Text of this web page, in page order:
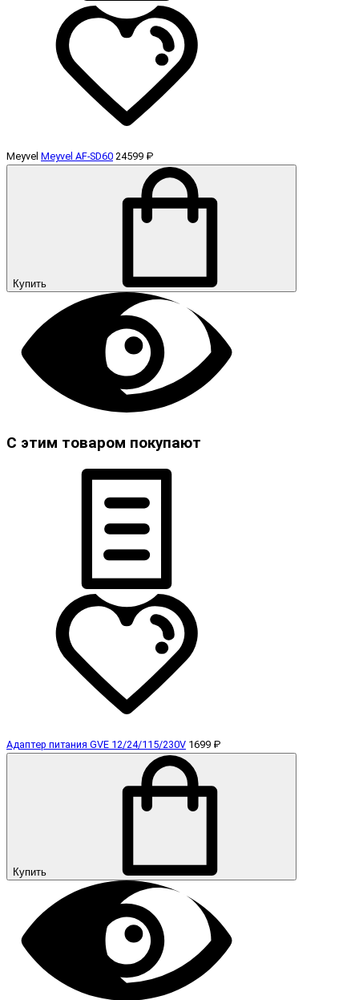
Meyvel Meyvel AF-SD60 24599 ₽
Купить
С этим товаром покупают
Адаптер питания GVE 12/24/115/230V 1699 ₽
Купить